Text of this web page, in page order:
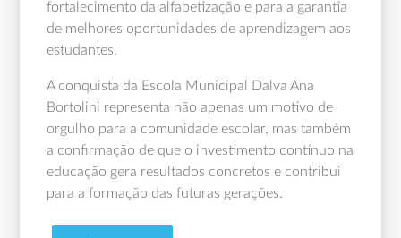
fortalecimento da alfabetização e para a garantia
de melhores oportunidades de aprendizagem aos
estudantes.
A conquista da Escola Municipal Dalva Ana
Bortolini representa não apenas um motivo de
orgulho para a comunidade escolar, mas também
a confirmação de que o investimento contínuo na
educação gera resultados concretos e contribui
para a formação das futuras gerações.